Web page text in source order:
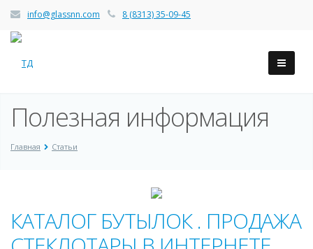
info@glassnn.com 8 (8313) 35-09-45
Полезная информация
Главная Статьи
КАТАЛОГ БУТЫЛОК . ПРОДАЖА